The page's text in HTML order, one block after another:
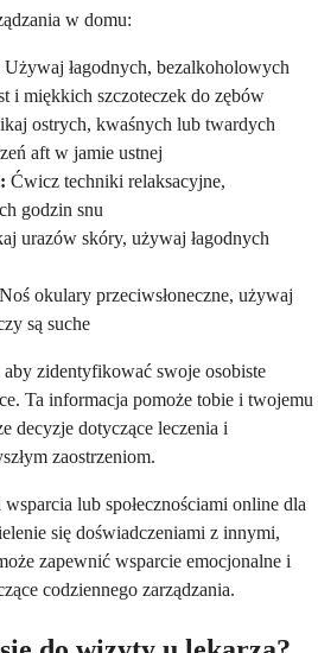
w domu:
Używaj łagodnych, bezalkoholowych
i miękkich szczoteczek do zębów
ostrych, kwaśnych lub twardych
aft w jamie ustnej
Ćwicz techniki relaksacyjne,
godzin snu
urazów skóry, używaj łagodnych
Noś okulary przeciwsłoneczne, używaj
są suche
zidentyfikować swoje osobiste
Ta informacja pomoże tobie i twojemu
decyzje dotyczące leczenia i
zaostrzeniom.
lub społecznościami online dla
się doświadczeniami z innymi,
zapewnić wsparcie emocjonalne i
codziennego zarządzania.